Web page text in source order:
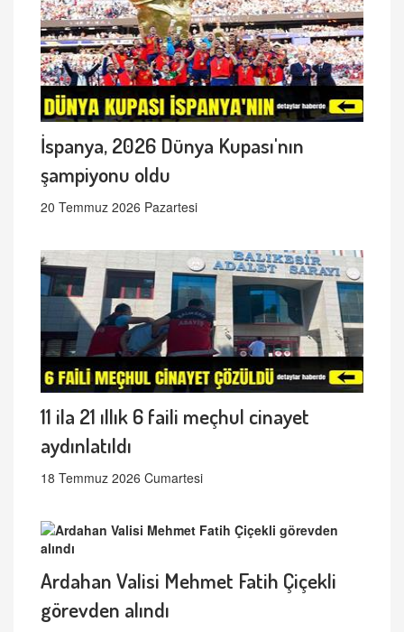
İspanya, 2026 Dünya Kupası'nın
şampiyonu oldu
20 Temmuz 2026 Pazartesi
11 ila 21 ıllık 6 faili meçhul cinayet
aydınlatıldı
18 Temmuz 2026 Cumartesi
Ardahan Valisi Mehmet Fatih Çiçekli
görevden alındı